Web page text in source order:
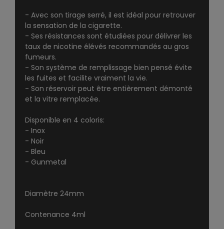
- Avec son tirage serré, il est idéal pour retrouver
la sensation de la cigarette.
- Ses résistances sont étudiées pour délivrer les
taux de nicotine élévés recommandés au gros
fumeurs.
- Son système de remplissage bien pensé évite
les fuites et facilite vraiment la vie.
- Son réservoir peut être entièrement démonté
et la vitre remplacée.
Disponible en 4 coloris:
- Inox
- Noir
- Bleu
- Gunmetal
Diamètre 24mm
Contenance 4ml